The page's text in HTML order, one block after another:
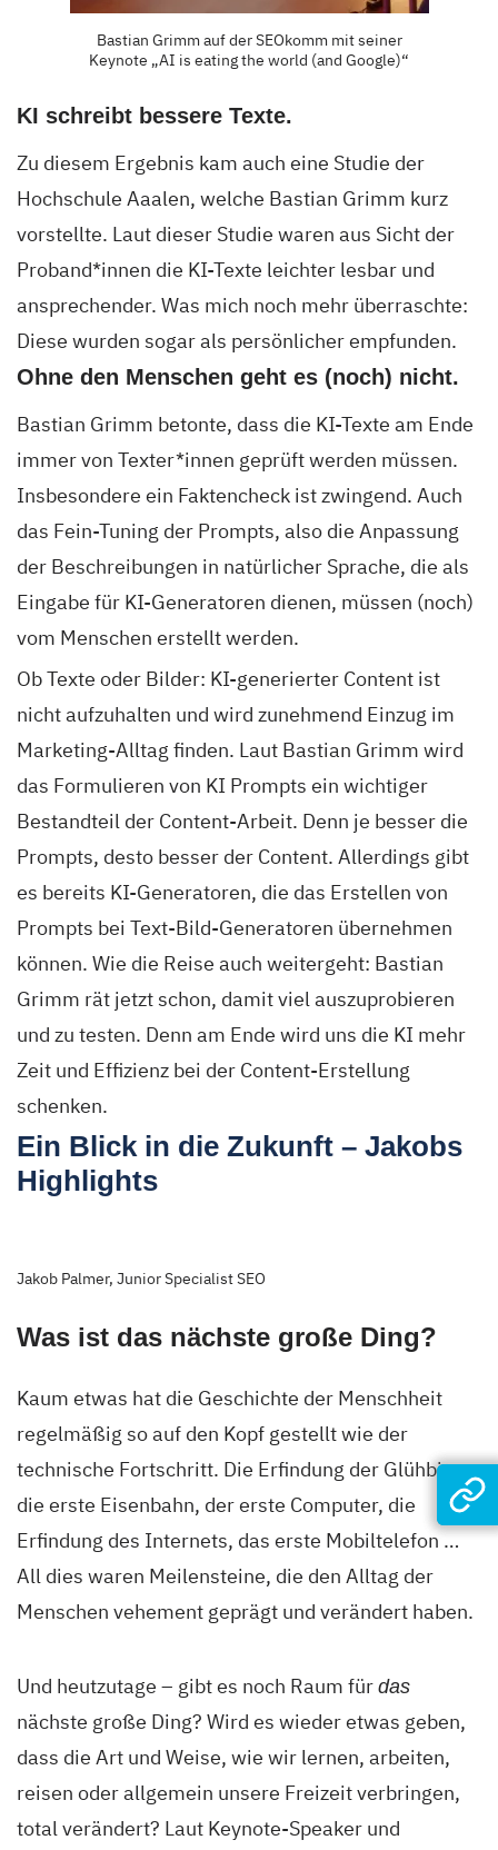
Bastian Grimm auf der SEOkomm mit seiner
Keynote „AI is eating the world (and Google)“
KI schreibt bessere Texte.
Zu diesem Ergebnis kam auch eine Studie der
Hochschule Aaalen, welche Bastian Grimm kurz
vorstellte. Laut dieser Studie waren aus Sicht der
Proband*innen die KI-Texte leichter lesbar und
ansprechender. Was mich noch mehr überraschte:
Diese wurden sogar als persönlicher empfunden.
Ohne den Menschen geht es (noch) nicht.
Bastian Grimm betonte, dass die KI-Texte am Ende
immer von Texter*innen geprüft werden müssen.
Insbesondere ein Faktencheck ist zwingend. Auch
das Fein-Tuning der Prompts, also die Anpassung
der Beschreibungen in natürlicher Sprache, die als
Eingabe für KI-Generatoren dienen, müssen (noch)
vom Menschen erstellt werden.
Ob Texte oder Bilder: KI-generierter Content ist
nicht aufzuhalten und wird zunehmend Einzug im
Marketing-Alltag finden. Laut Bastian Grimm wird
das Formulieren von KI Prompts ein wichtiger
Bestandteil der Content-Arbeit. Denn je besser die
Prompts, desto besser der Content. Allerdings gibt
es bereits KI-Generatoren, die das Erstellen von
Prompts bei Text-Bild-Generatoren übernehmen
können. Wie die Reise auch weitergeht: Bastian
Grimm rät jetzt schon, damit viel auszuprobieren
und zu testen. Denn am Ende wird uns die KI mehr
Zeit und Effizienz bei der Content-Erstellung
schenken.
Ein Blick in die Zukunft – Jakobs
Highlights
Jakob Palmer, Junior Specialist SEO
Was ist das nächste große Ding?
Kaum etwas hat die Geschichte der Menschheit
regelmäßig so auf den Kopf gestellt wie der
technische Fortschritt. Die Erfindung der Glühbirne,
die erste Eisenbahn, der erste Computer, die
Erfindung des Internets, das erste Mobiltelefon …
All dies waren Meilensteine, die den Alltag der
Menschen vehement geprägt und verändert haben.
Und heutzutage – gibt es noch Raum für das
nächste große Ding? Wird es wieder etwas geben,
dass die Art und Weise, wie wir lernen, arbeiten,
reisen oder allgemein unsere Freizeit verbringen,
total verändert? Laut Keynote-Speaker und